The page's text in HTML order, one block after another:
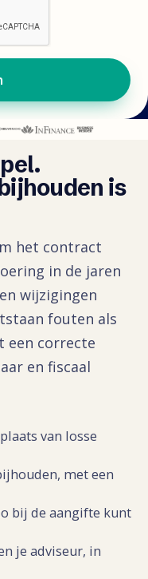
is
het contract
in de jaren
wijzigingen
fouten als
een correcte
en fiscaal
van losse
met een
bij de aangifte kunt
je adviseur, in